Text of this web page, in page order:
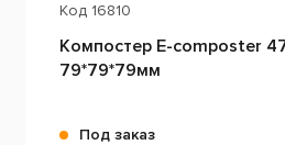
Код 16810
Компостер E-composter 470L,
79*79*79мм
Под заказ